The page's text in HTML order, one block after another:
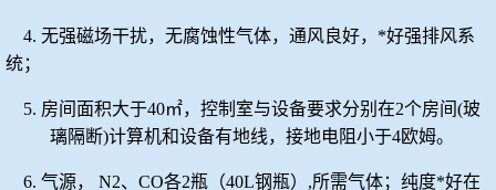
4. 无强磁场干扰，无腐蚀性气体，通风良好，*好强排风系
统；
5. 房间面积大于40㎡，控制室与设备要求分别在2个房间(玻
璃隔断)计算机和设备有地线，接地电阻小于4欧姆。
6. 气源， N2、 CO各2瓶（40L钢瓶） ,所需气体；纯度*好在